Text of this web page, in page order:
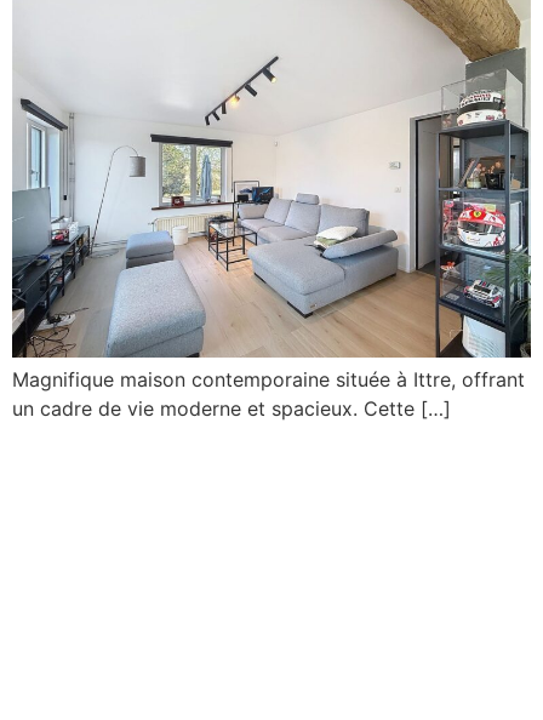
Magnifique maison contemporaine située à Ittre, offrant
un cadre de vie moderne et spacieux. Cette […]